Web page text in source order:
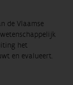
de Vlaamse
het
en evalueert.